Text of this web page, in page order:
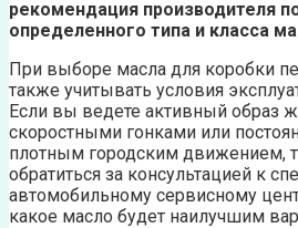
рекомендация производителя
определенного типа и класса
При выборе масла для коробки
также учитывать условия
Если вы ведете активный образ
скоростными гонками или
плотным городским движением,
обратиться за консультацией к
автомобильному сервисному
какое масло будет наилучшим